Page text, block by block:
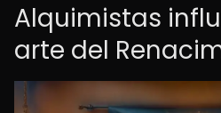
Alquimistas
arte del